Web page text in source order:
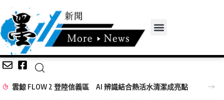
雲鯨 FLOW 2 登陸信義區 AI 辨識結合熱活水清潔成亮點